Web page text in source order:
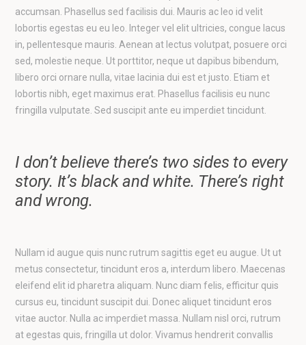
accumsan. Phasellus sed facilisis dui. Mauris ac leo id velit
lobortis egestas eu eu leo. Integer vel elit ultricies, congue lacus
in, pellentesque mauris. Aenean at lectus volutpat, posuere orci
sed, molestie neque. Ut porttitor, neque ut dapibus bibendum,
libero orci ornare nulla, vitae lacinia dui est et justo. Etiam et
lobortis nibh, eget maximus erat. Phasellus facilisis eu nunc
fringilla vulputate. Sed suscipit ante eu imperdiet tincidunt.
I don’t believe there’s two sides to every
story. It’s black and white. There’s right
and wrong.
Nullam id augue quis nunc rutrum sagittis eget eu augue. Ut ut
metus consectetur, tincidunt eros a, interdum libero. Maecenas
eleifend elit id pharetra aliquam. Nunc diam felis, efficitur quis
cursus eu, tincidunt suscipit dui. Donec aliquet tincidunt eros
vitae auctor. Nulla ac imperdiet massa. Nullam nisl orci, rutrum
at egestas quis, fringilla ut dolor. Vivamus hendrerit convallis